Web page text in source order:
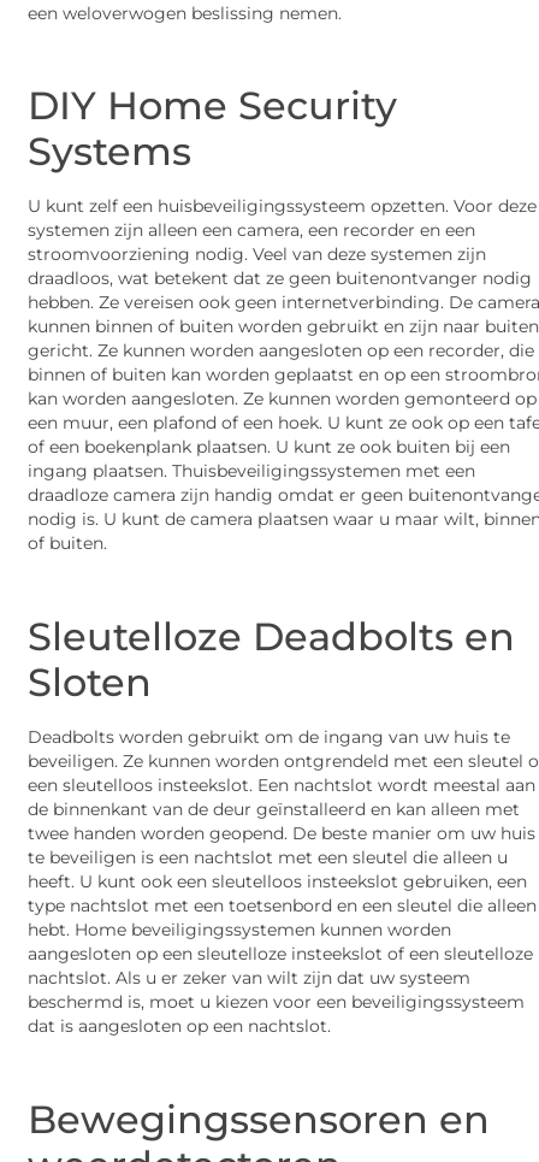
een weloverwogen beslissing nemen.
DIY Home Security
Systems
U kunt zelf een huisbeveiligingssysteem opzetten. Voor deze
systemen zijn alleen een camera, een recorder en een
stroomvoorziening nodig. Veel van deze systemen zijn
draadloos, wat betekent dat ze geen buitenontvanger nodig
hebben. Ze vereisen ook geen internetverbinding. De
kunnen binnen of buiten worden gebruikt en zijn naar buiten
gericht. Ze kunnen worden aangesloten op een recorder, die
binnen of buiten kan worden geplaatst en op een
kan worden aangesloten. Ze kunnen worden gemonteerd op
een muur, een plafond of een hoek. U kunt ze ook op een
of een boekenplank plaatsen. U kunt ze ook buiten bij een
ingang plaatsen. Thuisbeveiligingssystemen met een
draadloze camera zijn handig omdat er geen
nodig is. U kunt de camera plaatsen waar u maar wilt,
of buiten.
Sleutelloze Deadbolts en
Sloten
Deadbolts worden gebruikt om de ingang van uw huis te
beveiligen. Ze kunnen worden ontgrendeld met een sleutel
een sleutelloos insteekslot. Een nachtslot wordt meestal aan
de binnenkant van de deur geïnstalleerd en kan alleen met
twee handen worden geopend. De beste manier om uw huis
te beveiligen is een nachtslot met een sleutel die alleen u
heeft. U kunt ook een sleutelloos insteekslot gebruiken, een
type nachtslot met een toetsenbord en een sleutel die
hebt. Home beveiligingssystemen kunnen worden
aangesloten op een sleutelloze insteekslot of een sleutelloze
nachtslot. Als u er zeker van wilt zijn dat uw systeem
beschermd is, moet u kiezen voor een beveiligingssysteem
dat is aangesloten op een nachtslot.
Bewegingssensoren en